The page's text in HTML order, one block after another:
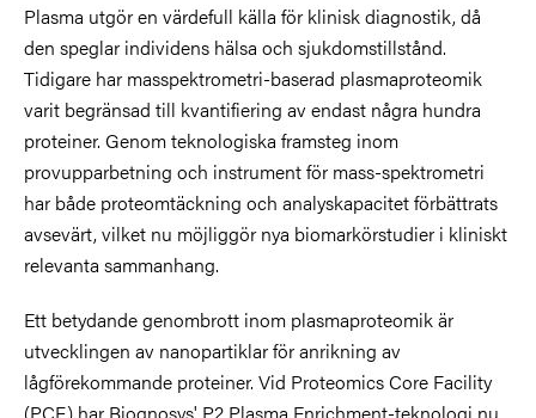
Plasma utgör en värdefull källa för klinisk diagnostik, då
den speglar individens hälsa och sjukdomstillstånd.
Tidigare har masspektrometri-baserad plasmaproteomik
varit begränsad till kvantifiering av endast några hundra
proteiner. Genom teknologiska framsteg inom
provupparbetning och instrument för mass-spektrometri
har både proteomtäckning och analyskapacitet förbättrats
avsevärt, vilket nu möjliggör nya biomarkörstudier i kliniskt
relevanta sammanhang.
Ett betydande genombrott inom plasmaproteomik är
utvecklingen av nanopartiklar för anrikning av
lågförekommande proteiner. Vid Proteomics Core Facility